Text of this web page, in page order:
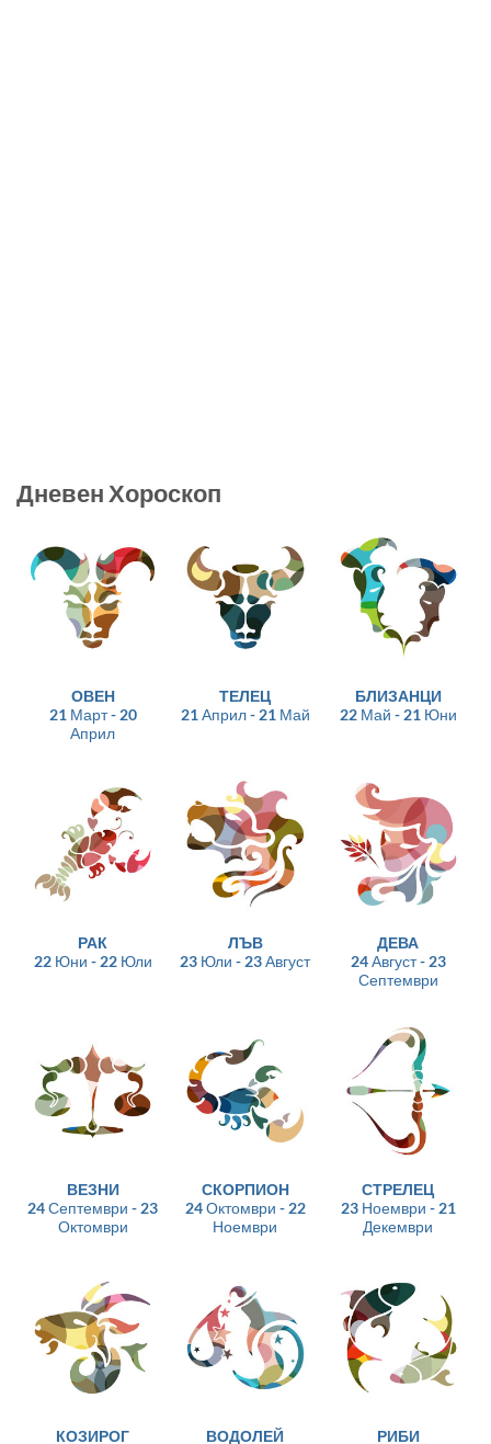
Дневен Хороскоп
ОВЕН
21 Март - 20
Април
ТЕЛЕЦ
21 Април - 21 Май
БЛИЗАНЦИ
22 Май - 21 Юни
РАК
22 Юни - 22 Юли
ЛЪВ
23 Юли - 23 Август
ДЕВА
24 Август - 23
Септември
ВЕЗНИ
24 Септември - 23
Октомври
СКОРПИОН
24 Октомври - 22
Ноември
СТРЕЛЕЦ
23 Ноември - 21
Декември
КОЗИРОГ
ВОДОЛЕЙ
РИБИ